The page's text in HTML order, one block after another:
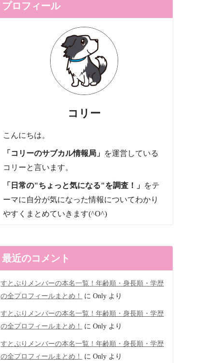
プロフィール
コリー
こんにちは。
「コリーのサブカル情報局」 を運営している
コリーと言います。
「日常の"ちょっと気になる"を調査！」 をテ
ーマに自分が気になった情報についてわかり
やすくまとめていきます(^O^)
最近のコメント
すとぷりメンバーの本名一覧！年齢順・身長順・学歴
の全プロフィールまとめ！
にOnly より
すとぷりメンバーの本名一覧！年齢順・身長順・学歴
の全プロフィールまとめ！
にOnly より
すとぷりメンバーの本名一覧！年齢順・身長順・学歴
の全プロフィールまとめ！
にOnly より